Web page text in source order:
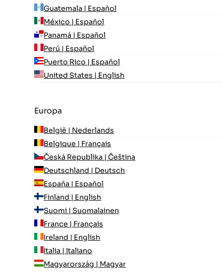
Guatemala | Español
México | Español
Panamá | Español
Perú | Español
Puerto Rico | Español
United States | English
Europa
België | Nederlands
Belgique | Français
Česká Republika | Čeština
Deutschland | Deutsch
España | Español
Finland | English
Suomi | Suomalainen
France | Français
Ireland | English
Italia | Italiano
Magyarország | Magyar